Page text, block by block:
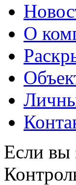
О
Если вы